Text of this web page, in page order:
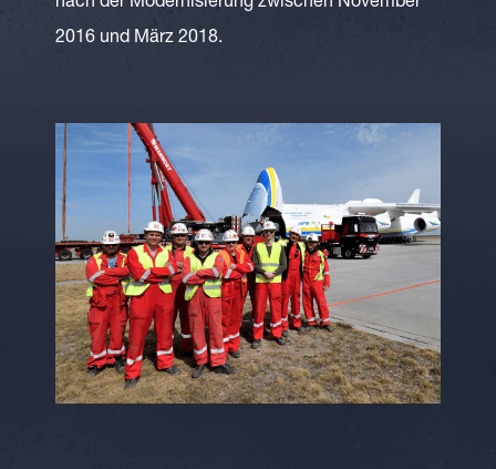
2016 und März 2018.